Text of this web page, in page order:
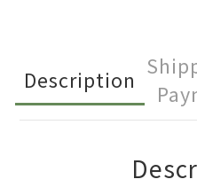
Description